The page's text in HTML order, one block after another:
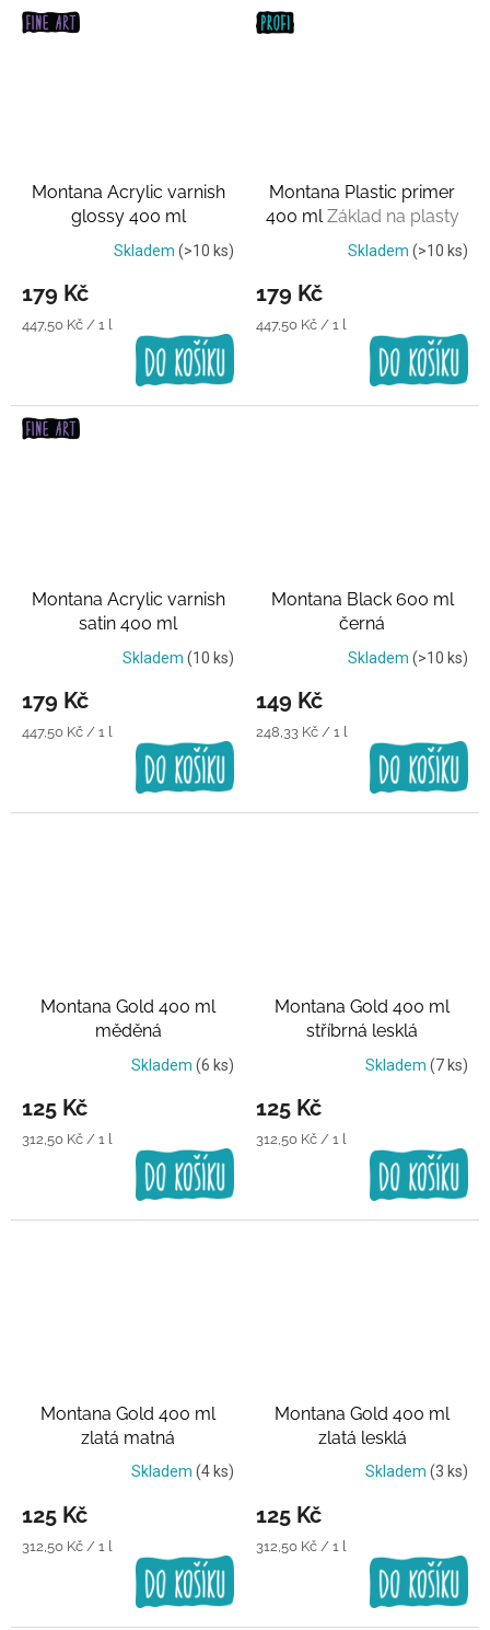
Montana Acrylic varnish
glossy 400 ml
Transparentní lak
Skladem (>10 ks)
179 Kč
Měrná
447,50 Kč / 1 l
Montana Plastic primer
400 mlZáklad na plasty
Skladem (>10 ks)
179 Kč
Měrná
447,50 Kč / 1 l
Montana Acrylic varnish
satin 400 ml
Transparentní lak
Skladem (10 ks)
179 Kč
Měrná
447,50 Kč / 1 l
Montana Black 600 ml
černá
Skladem (>10 ks)
149 Kč
Měrná
248,33 Kč / 1 l
Montana Gold 400 ml
měděná
Skladem (6 ks)
125 Kč
Měrná
312,50 Kč / 1 l
Montana Gold 400 ml
stříbrná lesklá
Skladem (7 ks)
125 Kč
Měrná
312,50 Kč / 1 l
Montana Gold 400 ml
zlatá matná
Skladem (4 ks)
125 Kč
Měrná
312,50 Kč / 1 l
Montana Gold 400 ml
zlatá lesklá
Skladem (3 ks)
125 Kč
Měrná
312,50 Kč / 1 l